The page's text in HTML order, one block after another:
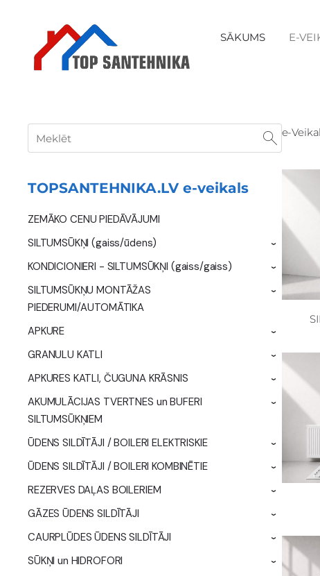
SĀKUMS E-
TOPSANTEHNIKA.LV e-veikals
ZEMĀKO CENU PIEDĀVĀJUMI
SILTUMSŪKŅI (gaiss/ūdens)
›
KONDICIONIERI - SILTUMSŪKŅI (gaiss/gaiss) ›
SILTUMSŪKŅU MONTĀŽAS
PIEDERUMI/AUTOMĀTIKA
›
APKURE ›
GRANULU KATLI ›
APKURES KATLI, ČUGUNA KRĀSNIS ›
AKUMULĀCIJAS TVERTNES un BUFERI
SILTUMSŪKŅIEM
›
ŪDENS SILDĪTĀJI / BOILERI ELEKTRISKIE ›
ŪDENS SILDĪTĀJI / BOILERI KOMBINĒTIE ›
REZERVES DAĻAS BOILERIEM ›
GĀZES ŪDENS SILDĪTĀJI ›
CAURPLŪDES ŪDENS SILDĪTĀJI ›
SŪKŅI un HIDROFORI ›
e-